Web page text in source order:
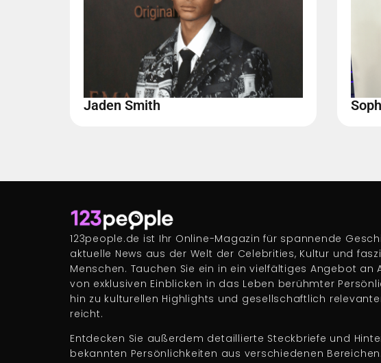
Jaden Smith
123people.de ist Ihr Online-Magazin für spannende
aktuelle News aus der Welt der Celebrities, Kultur und
Menschen. Tauchen Sie ein in ein vielfältiges Angebot an
von exklusiven Einblicken in das Leben berühmter
hin zu kulturellen Highlights und gesellschaftlich
reicht.
Entdecken Sie außerdem detaillierte Steckbriefe und
bekannten Persönlichkeiten aus verschiedenen